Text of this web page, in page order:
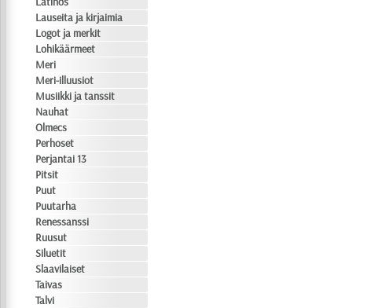
Lauseita ja kirjaimia
Logot ja merkit
Lohikäärmeet
Meri
Meri-illuusiot
Musiikki ja tanssit
Nauhat
Olmecs
Perhoset
Perjantai 13
Pitsit
Puut
Puutarha
Renessanssi
Ruusut
Siluetit
Slaavilaiset
Taivas
Talvi